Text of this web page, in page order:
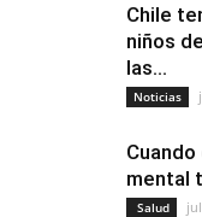
Chile
niños
las...
Noticias
mental
Salud